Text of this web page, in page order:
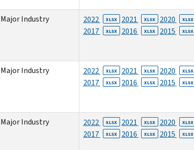
Major Industry 2022 XLSX 2021 XLSX 2020 XLSX
2017 XLSX 2016 XLSX 2015 XLSX
Major Industry 2022 XLSX 2021 XLSX 2020 XLSX
2017 XLSX 2016 XLSX 2015 XLSX
Major Industry 2022 XLSX 2021 XLSX 2020 XLSX
2017 XLSX 2016 XLSX 2015 XLSX